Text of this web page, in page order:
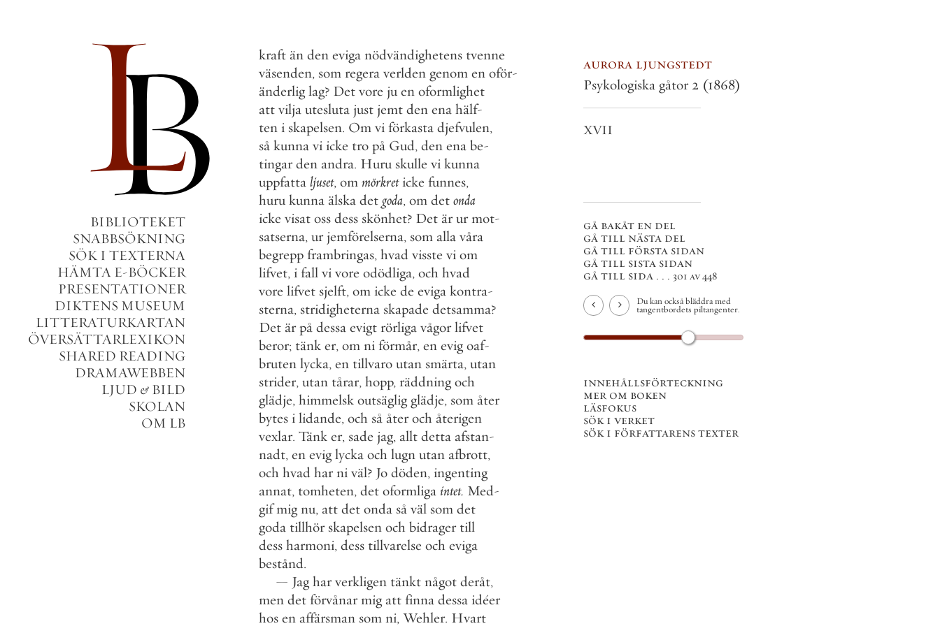
BIBLIOTEKET
SNABBSÖKNING
SÖK I TEXTERNA
HÄMTA E-BÖCKER
PRESENTATIONER
DIKTENS MUSEUM
LITTERATURKARTAN
ÖVERSÄTTARLEXIKON
SHARED READING
DRAMAWEBBEN
LJUD & BILD
SKOLAN
OM LB
kraft än den eviga nödvändighetens tvenne
väsenden, som regera verlden genom en oför-
änderlig lag? Det vore ju en oformlighet
att vilja utesluta just jemt den ena hälf-
ten i skapelsen. Om vi förkasta djefvulen,
så kunna vi icke tro på Gud, den ena be-
tingar den andra. Huru skulle vi kunna
uppfatta ljuset, om mörkret icke funnes,
huru kunna älska det goda, om det onda
icke visat oss dess skönhet? Det är ur mot-
satserna, ur jemförelserna, som alla våra
begrepp frambringas, hvad visste vi om
lifvet, i fall vi vore odödliga, och hvad
vore lifvet sjelft, om icke de eviga kontra-
sterna, stridigheterna skapade detsamma?
Det är på dessa evigt rörliga vågor lifvet
beror; tänk er, om ni förmår, en evig oaf-
bruten lycka, en tillvaro utan smärta, utan
strider, utan tårar, hopp, räddning och
glädje, himmelsk outsäglig glädje, som åter
bytes i lidande, och så åter och återigen
vexlar. Tänk er, sade jag, allt detta afstan-
nadt, en evig lycka och lugn utan afbrott,
och hvad har ni väl? Jo döden, ingenting
annat, tomheten, det oformliga intet. Med-
gif mig nu, att det onda så väl som det
goda tillhör skapelsen och bidrager till
dess harmoni, dess tillvarelse och eviga
bestånd.
— Jag har verkligen tänkt något deråt,
men det förvånar mig att finna dessa idéer
hos en affärsman som ni, Wehler. Hvart
aurora ljungstedt
Psykologiska gåtor 2 (1868)
XVII
gå bakåt en del
gå till nästa del
gå till första sidan
gå till sista sidan
gå till sida . . . 301 av 448
Du kan också bläddra med
tangentbordets piltangenter.
innehållsförteckning
mer om boken
läsfokus
sök i verket
sök i författarens texter